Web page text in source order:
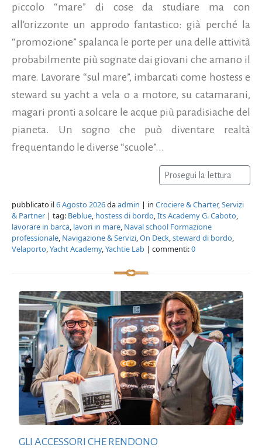
piccolo “mare” di cose da studiare ma con
all'orizzonte un approdo fantastico: già perché la
“promozione” spalanca le porte per una delle attività
probabilmente più sognate dai giovani che amano il
mare. Lavorare “sul mare”, imbarcati come hostess e
steward su yacht a vela o a motore, su catamarani,
magari pronti a solcare le acque più paradisiache del
pianeta. Un sogno che può diventare realtà
frequentando le diverse “scuole”...
Prosegui la lettura
pubblicato il6 Agosto 2026daadmin | in Crociere & Charter,Servizi
& Partner | tag: Beblue, hostess di bordo,Its Academy G. Caboto,
lavorare in barca, lavori in mare, Naval school Formazione
professionale, Navigazione & Servizi,On Deck,steward di bordo,
Velaporto,Yacht Academy,Yachtie Lab | commenti:0
GLI ACCESSORI CHE RENDONO